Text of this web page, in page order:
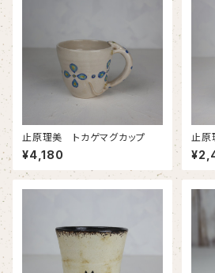
止原理美 トカゲマグカップ
¥4,180
止原